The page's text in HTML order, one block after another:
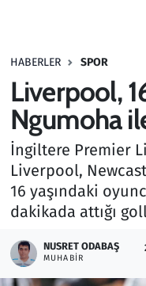
HABERLER SPOR
Liverpool,
Ngumoha
İngiltere Premier
Liverpool,
16 yaşındaki
dakikada attığı
NUSRET ODABAŞ
MUHABIR
Haber
Kültür Sanat
Kurumsal
Lezzet Durağı